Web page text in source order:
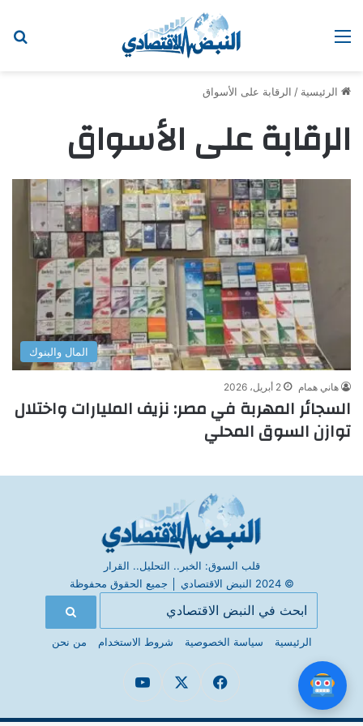
القائمة
الرئيسية / الرقابة على الأسواق
الرقابة على الأسواق
المال والبنوك
هاني همام 2 أبريل، 2026
السجائر المهربة في مصر: نزيف المليارات واختلال
توازن السوق المحلي
قلب السوق: الخبر.. التحليل.. القرار
© 2024 النبض الاقتصادي
جميع الحقوق محفوظة
الرئيسية سياسة الخصوصية شروط الاستخدام من نحن